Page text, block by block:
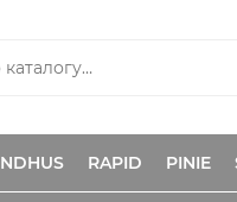
RAPID PINIE